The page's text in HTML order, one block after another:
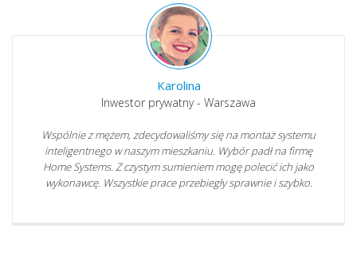
Karolina
Inwestor prywatny - Warszawa
Wspólnie z mężem, zdecydowaliśmy się na montaż systemu
inteligentnego w naszym mieszkaniu. Wybór padł na firmę
Home Systems. Z czystym sumieniem mogę polecić ich jako
wykonawcę. Wszystkie prace przebiegły sprawnie i szybko.